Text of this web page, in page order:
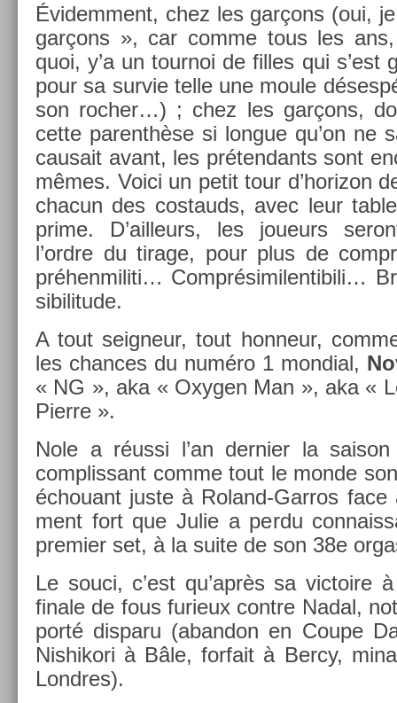
Évidem­ment, chez les garçons (oui,
garçons », car comme tous les
quoi, y’a un tour­noi de fil­les qui s’est
pour sa sur­vie telle une moule
son roch­er…) ; chez les garçons,
cette parenthèse si lon­gue qu’on ne
causait avant, les préten­dants sont
mêmes. Voici un petit tour d’horizon
chacun des co­stauds, avec leur
prime. D’ail­leurs, les joueurs
l’ordre du tirage, pour plus de
préhen­militi… Com­présimilen­tibili…
sibilitude.
A tout seig­neur, tout hon­neur,
les chan­ces du numéro 1 mon­di­al,
« NG », aka « Oxyg­en Man », aka «
Pier­re ».
Nole a réussi l’an de­rni­er la
complis­sant comme tout le monde
échouant juste à Roland-Garros
ment fort que Julie a perdu
pre­mi­er set, à la suite de son 38e
Le souci, c’est qu’après sa vic­toire
fin­ale de fous furieux con­tre Nadal,
porté dis­paru (ab­an­don en Coupe
Nis­hikori à Bâle, for­fait à Bercy,
Londres).